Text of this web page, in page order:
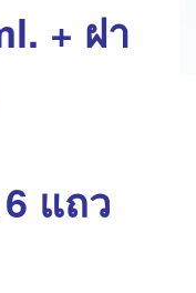
+ ฝา
แถว